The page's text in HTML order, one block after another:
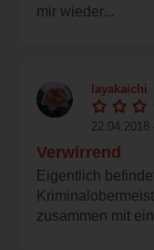
mir wieder...
layakaichi
22.04.2018
Verwirrend
Eigentlich
zusammen mit